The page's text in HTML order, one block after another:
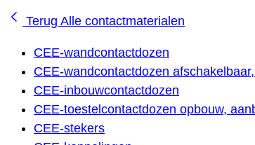
Terug Alle contactmaterialen
CEE-wandcontactdozen
CEE-wandcontactdozen
CEE-inbouwcontactdozen
CEE-toestelcontactdozen opbouw,
CEE-stekers